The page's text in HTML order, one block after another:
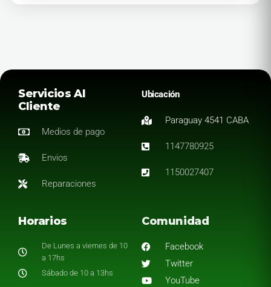
Servicios Al
Cliente
Medios de pago
Envios
Reparaciones
Ubicación
Paraguay 4541 CABA
1147780925
1150027407
Horarios
De Lunes a viernes de 10
a 17hs
Sábado de 10 a 13hs
Comunidad
Facebook
Twitter
YouTube